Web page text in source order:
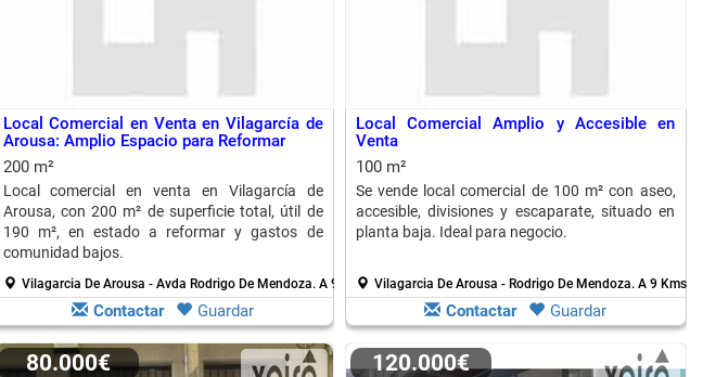
De Arosa
Local Comercial en Venta en Vilagarcía de
Arousa: Amplio Espacio para Reformar
200 m²
Local comercial en venta en Vilagarcía de
Arousa, con 200 m² de superficie total, útil de
190 m², en estado a reformar y gastos de
comunidad bajos.
Vilagarcia De Arousa - Avda Rodrigo De Mendoza. A 9 Kms. de Isla De Arosa
Contactar Guardar
Local Comercial Amplio y Accesible en
Venta
100 m²
Se vende local comercial de 100 m² con aseo,
accesible, divisiones y escaparate, situado en
planta baja. Ideal para negocio.
Vilagarcia De Arousa - Rodrigo De Mendoza. A 9 Kms.
Contactar Guardar
80.000€ 120.000€